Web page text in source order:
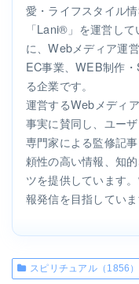
愛・ライフスタイル
「Lani®」を運営し
に、Webメディア運
EC事業、WEB制作
る企業です。
運営するWebメディ
事実に賛同し、ユー
専門家による監修記
頼性の高い情報、知
ツを提供しています
報発信を目指していま
スピリチュアル（1856）